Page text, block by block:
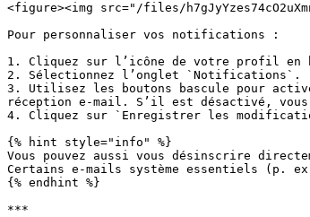
<figure><img src="/files/
Pour personnaliser vos notifications :
1. Cliquez sur l’icône de votre profil en
2. Sélectionnez l’onglet `Notifications`.
3. Utilisez les boutons bascule pour
réception e-mail. S’il est désactivé,
4. Cliquez sur `Enregistrer les
{% hint style="info" %}
Vous pouvez aussi vous désinscrire
Certains e-mails système essentiels (p.
{% endhint %}
***